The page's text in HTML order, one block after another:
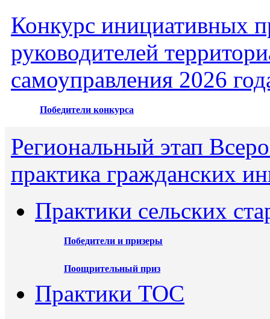
Конкурс инициативных
руководителей
самоуправления 2026
Победители конкурса
Региональный этап
практика гражданских
Практики сельских
Победители и призеры
Поощрительный приз
Практики ТОС